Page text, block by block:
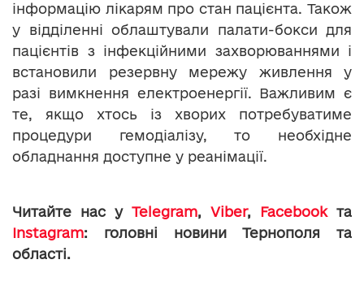
інформацію лікарям про стан пацієнта. Також
у відділенні облаштували палати-бокси для
пацієнтів з інфекційними захворюваннями і
встановили резервну мережу живлення у
разі вимкнення електроенергії. Важливим є
те, якщо хтось із хворих потребуватиме
процедури гемодіалізу, то необхідне
обладнання доступне у реанімації.
Читайте нас у Telegram, Viber, Facebookта
Instagram: головні новини Тернополя та
області.